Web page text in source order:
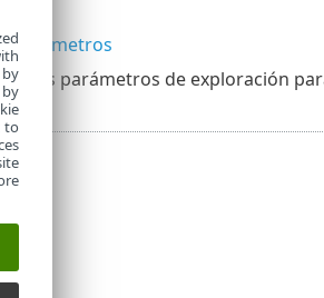
parámetros
los parámetros de exploración
by
to